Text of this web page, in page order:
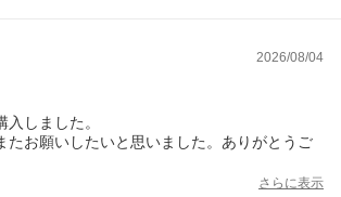
2026/08/04
しました。
たお願いしたいと思いました。ありがとうご
さらに表示